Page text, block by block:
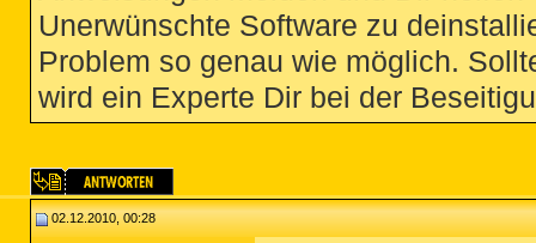
Unerwünschte Software zu
Problem so genau wie möglich.
wird ein Experte Dir bei der
02.12.2010, 00:28